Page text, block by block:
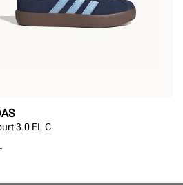
3.0 EL C